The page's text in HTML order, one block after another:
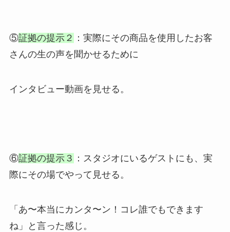
⑤証拠の提示２ ：実際にその商品を使用したお客
さんの生の声を聞かせるために
インタビュー動画を見せる。
⑥証拠の提示３ ：スタジオにいるゲストにも、実
際にその場でやって見せる。
「あ〜本当にカンタ〜ン！コレ誰でもできます
ね」と言った感じ。